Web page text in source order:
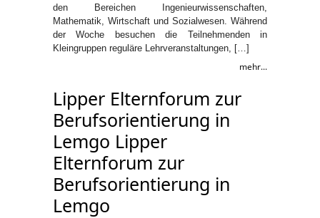
den Bereichen Ingenieurwissenschaften,
Mathematik, Wirtschaft und Sozialwesen. Während
der Woche besuchen die Teilnehmenden in
Kleingruppen reguläre Lehrveranstaltungen, […]
mehr...
Lipper Elternforum zur
Berufsorientierung in
Lemgo Lipper
Elternforum zur
Berufsorientierung in
Lemgo